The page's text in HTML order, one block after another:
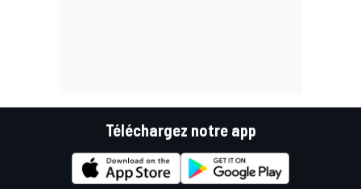
Téléchargez notre app